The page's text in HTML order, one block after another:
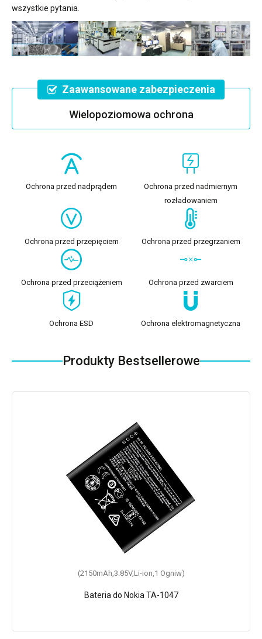
wszystkie pytania.
Zaawansowane zabezpieczenia
Wielopoziomowa ochrona
Ochrona przed nadprądem
Ochrona przed nadmiernym
rozładowaniem
Ochrona przed przepięciem Ochrona przed przegrzaniem
Ochrona przed przeciążeniem Ochrona przed zwarciem
Ochrona ESD Ochrona elektromagnetyczna
Produkty Bestsellerowe
(2150mAh,3.85V,Li-ion,1 Ogniw)
Bateria do Nokia TA-1047